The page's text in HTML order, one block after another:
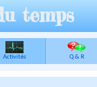
temps
Activités Q & R